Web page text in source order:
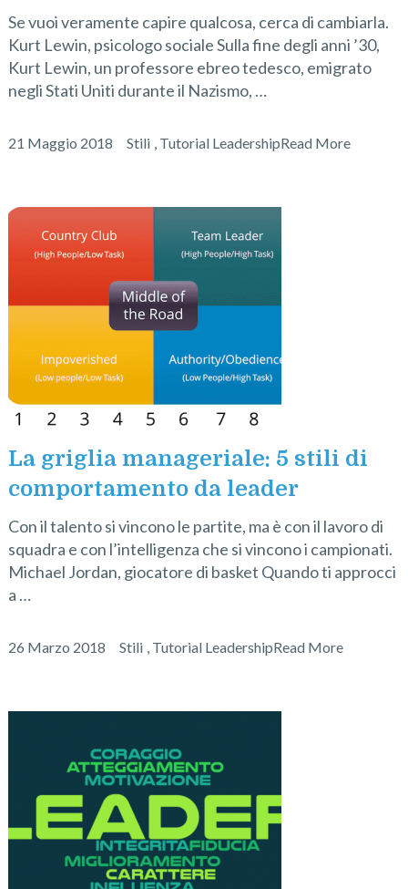
Se vuoi veramente capire qualcosa, cerca di cambiarla.
Kurt Lewin, psicologo sociale Sulla fine degli anni ’30,
Kurt Lewin, un professore ebreo tedesco, emigrato
negli Stati Uniti durante il Nazismo, …
21 Maggio 2018 Stili , Tutorial LeadershipRead More
La griglia manageriale: 5 stili di
comportamento da leader
Con il talento si vincono le partite, ma è con il lavoro di
squadra e con l’intelligenza che si vincono i campionati.
Michael Jordan, giocatore di basket Quando ti approcci
a …
26 Marzo 2018 Stili , Tutorial LeadershipRead More